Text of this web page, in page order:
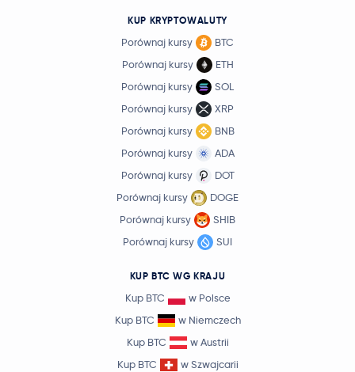
KUP KRYPTOWALUTY
Porównaj kursy
BTC
Porównaj kursy
ETH
Porównaj kursy
SOL
Porównaj kursy
XRP
Porównaj kursy
BNB
Porównaj kursy
ADA
Porównaj kursy
DOT
Porównaj kursy
DOGE
Porównaj kursy
SHIB
Porównaj kursy
SUI
KUP BTC WG KRAJU
Kup BTC
w Polsce
Kup BTC
w Niemczech
Kup BTC
w Austrii
Kup BTC
w Szwajcarii